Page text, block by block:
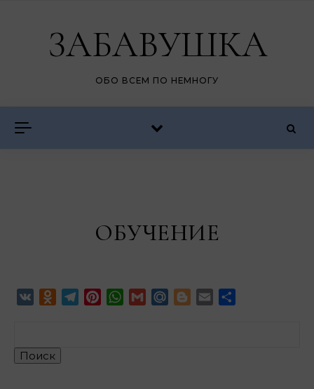
ЗАБАВУШКА
ОБО ВСЕМ ПО НЕМНОГУ
ОБУЧЕНИЕ
VK Odnoklassniki
Telegram
PinterestWhatsApp
GmailMail.RuBlogger
Email
Поиск